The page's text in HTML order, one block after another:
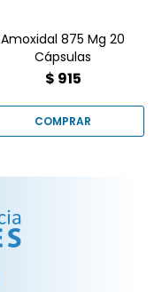
Amoxidal 875 Mg 20
Cápsulas
$ 915